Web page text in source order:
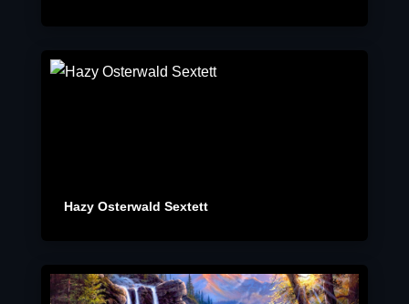
Hazy Osterwald Sextett